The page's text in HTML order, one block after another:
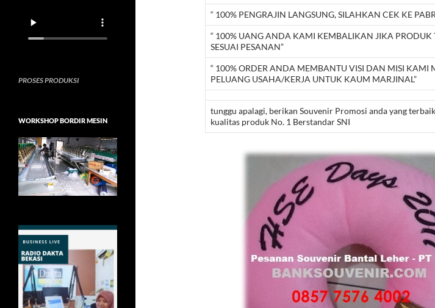
“ 100% PENGRAJIN LANGSUNG, SILAHKAN CEK KE
“ 100% UANG ANDA KAMI KEMBALIKAN JIKA PRODUK
SESUAI PESANAN”
“ 100% ORDER ANDA MEMBANTU VISI DAN MISI KAMI
PELUANG USAHA/KERJA UNTUK KAUM MARJINAL”
tunggu apalagi, berikan Souvenir Promosi anda yang
kualitas produk No. 1 Berstandar SNI
PROSES PRODUKSI
WORKSHOP BORDIR MESIN